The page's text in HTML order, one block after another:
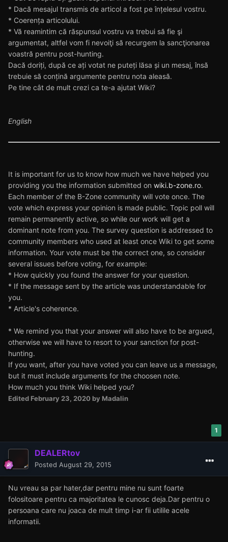
* Dacă mesajul transmis de articol a fost pe înțelesul vostru.
* Coerența articolului.
* Vă reamintim că răspunsul vostru va trebui să fie şi
argumentat, altfel vom fi nevoiţi să recurgem la sancţionarea
voastră pentru post-hunting.
Dacă doriți, după ce ați votat ne puteți lăsa și un mesaj, însă
trebuie să conțină argumente pentru nota aleasă.
Pe tine cât de mult crezi ca te-a ajutat Wiki?
English
It is important for us to know how much we have helped you
providing you the information submitted on wiki.b-zone.ro.
Each member of the B-Zone community will vote once. The
vote which express your opinion is made public. Topic poll will
remain permanently active, so while our work will get a
dominant note from you. The survey question is addressed to
community members who used at least once Wiki to get some
information. Your vote must be the correct one, so consider
several issues before voting, for example:
* How quickly you found the answer for your question.
* If the message sent by the article was understandable for
you.
* Article's coherence.
* We remind you that your answer will also have to be argued,
otherwise we will have to resort to your sanction for post-
hunting.
If you want, after you have voted you can leave us a message,
but it must include arguments for the choosen note.
How much you think Wiki helped you?
Edited February 23, 2020 by Madalin
1
DEALERtov
Posted August 29, 2015
Nu vreau sa par hater,dar pentru mine nu sunt foarte
folositoare pentru ca majoritatea le cunosc deja.Dar pentru o
persoana care nu joaca de mult timp i-ar fii utilile acele
informatii.